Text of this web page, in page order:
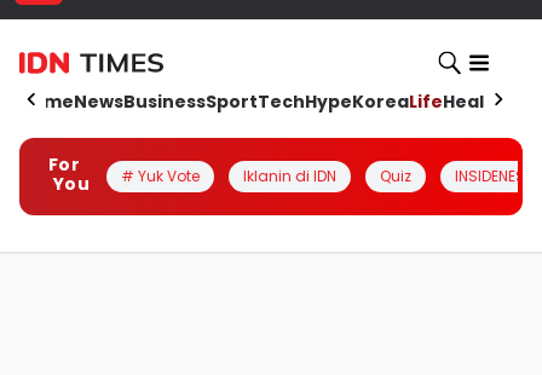
HomeNewsBusinessSportTechHypeKoreaLifeHealth
For
You
# Yuk Vote Iklanin di IDN Quiz INSIDENESIA